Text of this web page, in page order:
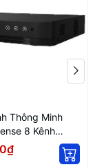
Thông Minh
8 Kênh
7208HQHI-